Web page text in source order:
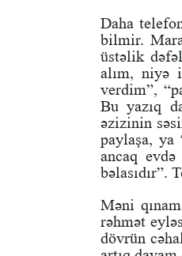
Daha
bilmir.
üstəlik
alım, niyə
verdim”,
Bu yazıq
əzizinin
paylaşa, ya
ancaq
bəlasıdır”.
Məni
rəhmət
dövrün